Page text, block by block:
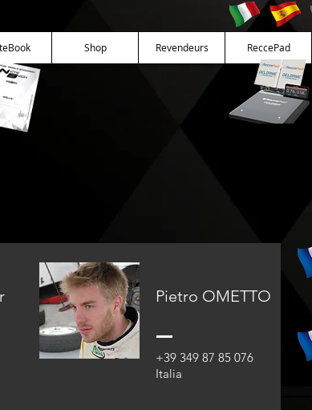
Shop Revendeurs ReccePad
Contact
Pietro OMETTO
+39 349 87 85 076
Italia